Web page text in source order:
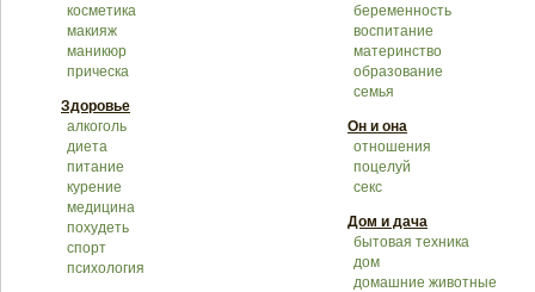
косметика
макияж
маникюр
прическа
Здоровье
алкоголь
диета
питание
курение
медицина
похудеть
спорт
психология
беременность
воспитание
материнство
образование
семья
Он и она
отношения
поцелуй
секс
Дом и дача
бытовая техника
дом
домашние животные